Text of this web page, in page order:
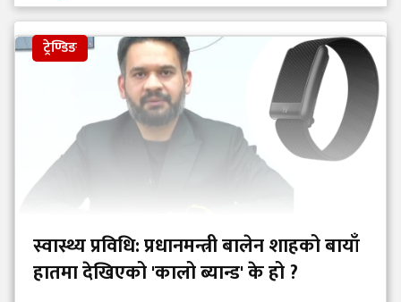
ट्रेण्डिङ
स्वास्थ्य प्रविधि: प्रधानमन्त्री बालेन शाहको बायाँ
हातमा देखिएको 'कालो ब्यान्ड' के हो ?